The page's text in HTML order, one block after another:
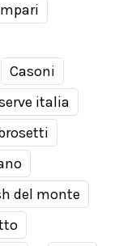
Casoni
italia
del monte